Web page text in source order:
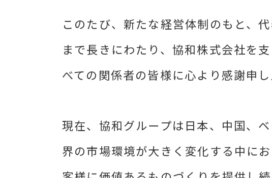
このたび、新たな経営体制のもと、
まで長きにわたり、協和株式会社を
べての関係者の皆様に心より感謝申し
現在、協和グループは日本、中国、
界の市場環境が大きく変化する中に